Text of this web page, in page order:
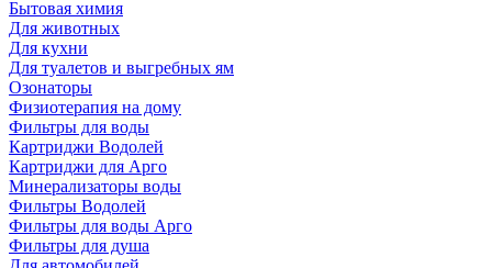
Бытовая химия
Для животных
Для кухни
Для туалетов и выгребных ям
Озонаторы
Физиотерапия на дому
Фильтры для воды
Картриджи Водолей
Картриджи для Арго
Минерализаторы воды
Фильтры Водолей
Фильтры для воды Арго
Фильтры для душа